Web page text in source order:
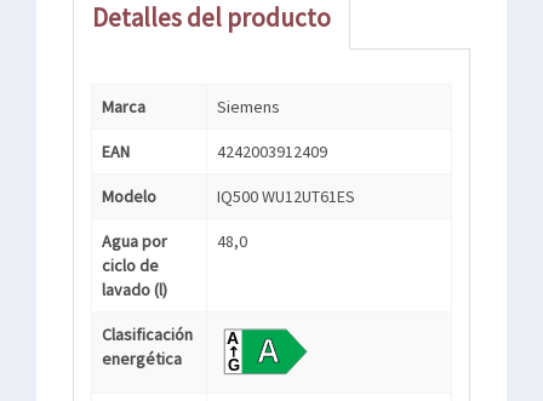
Detalles del producto
Marca Siemens
EAN 4242003912409
Modelo IQ500 WU12UT61ES
Agua por
ciclo de
lavado (l)
48,0
Clasificación
energética